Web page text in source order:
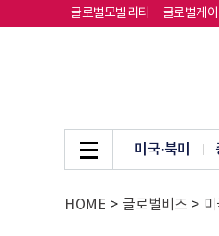
글로벌모빌리티 글로벌게
미국·북미
HOME > 글로벌비즈 > 미